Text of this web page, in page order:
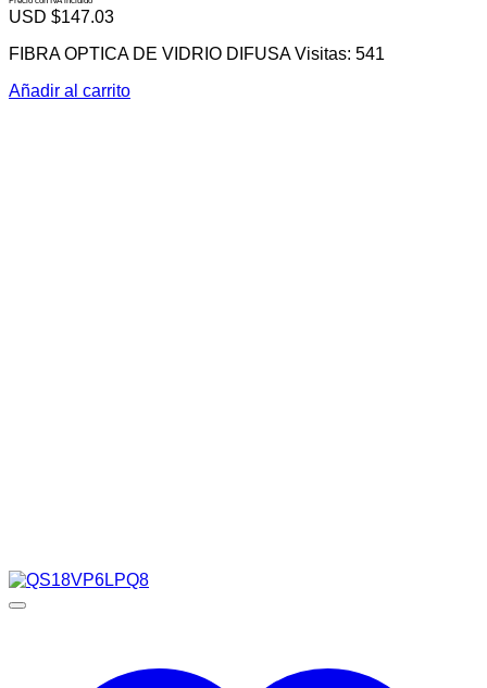
USD $147.03
FIBRA OPTICA DE VIDRIO DIFUSA Visitas: 541
Añadir al carrito